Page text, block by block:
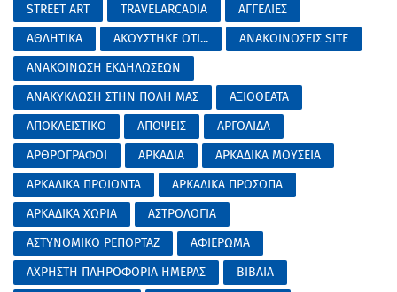
STREET ART
TRAVELARCADIA
ΑΓΓΕΛΙΕΣ
ΑΘΛΗΤΙΚΑ
ΑΚΟΥΣΤΗΚΕ ΟΤΙ...
ΑΝΑΚΟΙΝΩΣΕΙΣ SITE
ΑΝΑΚΟΙΝΩΣΗ ΕΚΔΗΛΩΣΕΩΝ
ΑΝΑΚΥΚΛΩΣΗ ΣΤΗΝ ΠΟΛΗ ΜΑΣ
ΑΞΙΟΘΕΑΤΑ
ΑΠΟΚΛΕΙΣΤΙΚΟ
ΑΠΟΨΕΙΣ
ΑΡΓΟΛΙΔΑ
ΑΡΘΡΟΓΡΑΦΟΙ
ΑΡΚΑΔΙΑ
ΑΡΚΑΔΙΚΑ ΜΟΥΣΕΙΑ
ΑΡΚΑΔΙΚΑ ΠΡΟΙΟΝΤΑ
ΑΡΚΑΔΙΚΑ ΠΡΟΣΩΠΑ
ΑΡΚΑΔΙΚΑ ΧΩΡΙΑ
ΑΣΤΡΟΛΟΓΙΑ
ΑΣΤΥΝΟΜΙΚΟ ΡΕΠΟΡΤΑΖ
ΑΦΙΕΡΩΜΑ
ΑΧΡΗΣΤΗ ΠΛΗΡΟΦΟΡΙΑ ΗΜΕΡΑΣ
ΒΙΒΛΙΑ